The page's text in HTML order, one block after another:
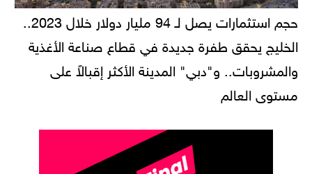
حجم استثمارات يصل لـ 94 مليار دولار خلال 2023..
الخليج يحقق طفرة جديدة في قطاع صناعة الأغذية
والمشروبات.. و"دبي" المدينة الأكثر إقبالاً على
مستوى العالم